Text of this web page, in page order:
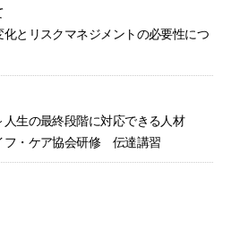
とリスクマネジメントの必要性につ
生の最終段階に対応できる人材
フ・ケア協会研修 伝達講習